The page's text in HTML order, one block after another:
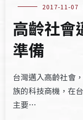
2017-11-07
高齡社會
準備
台灣邁入高齡社會
族的科技商機，在
主要…